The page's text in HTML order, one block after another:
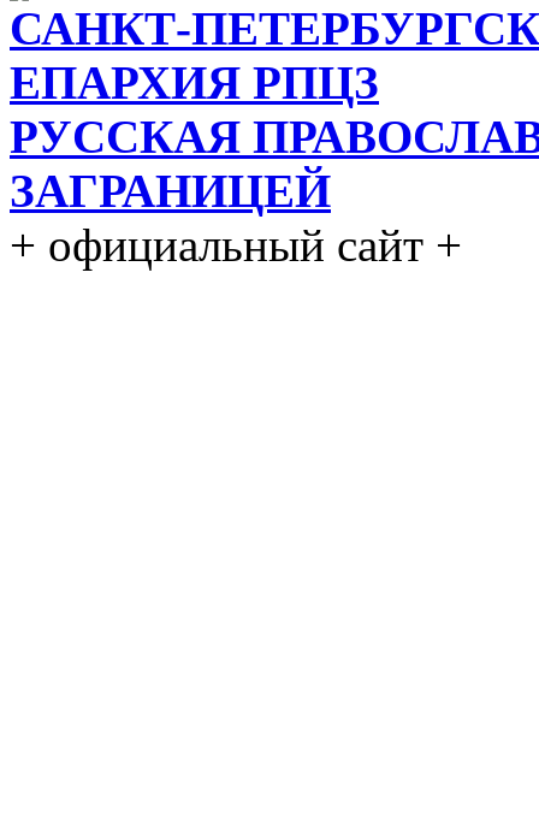
САНКТ-
ЕПАРХИЯ РПЦЗ
РУССКАЯ
ЗАГРАНИЦЕЙ
+ официальный сайт +